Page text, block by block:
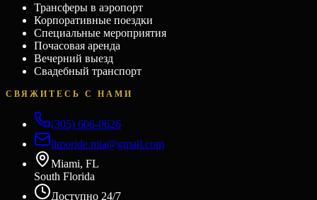
Трансферы в аэропорт
Корпоративные поездки
Специальные мероприятия
Почасовая аренда
Вечерний выезд
Свадебный транспорт
СВЯЖИТЕСЬ С НАМИ
(305) 606-0626
limoride.mia@gmail.com
Miami, FL
South Florida
Доступно 24/7